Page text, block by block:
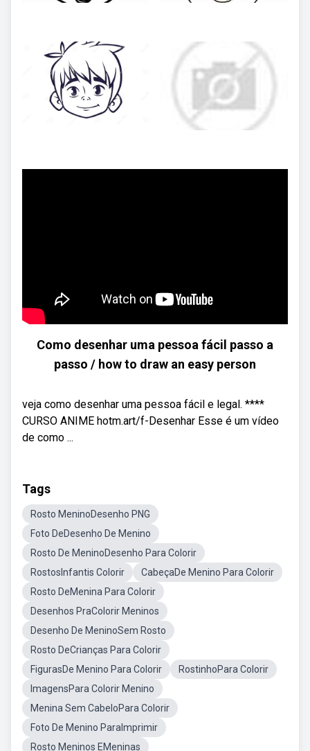
Como desenhar uma pessoa fácil passo a
passo / how to draw an easy person
veja como desenhar uma pessoa fácil e legal. ****
CURSO ANIME hotm.art/f-Desenhar Esse é um vídeo
de como ...
Tags
Rosto MeninoDesenho PNG
Foto DeDesenho De Menino
Rosto De MeninoDesenho Para Colorir
RostosInfantis Colorir
CabeçaDe Menino Para Colorir
Rosto DeMenina Para Colorir
Desenhos PraColorir Meninos
Desenho De MeninoSem Rosto
Rosto DeCrianças Para Colorir
FigurasDe Menino Para Colorir
RostinhoPara Colorir
ImagensPara Colorir Menino
Menina Sem CabeloPara Colorir
Foto De Menino ParaImprimir
Rosto Meninos EMeninas